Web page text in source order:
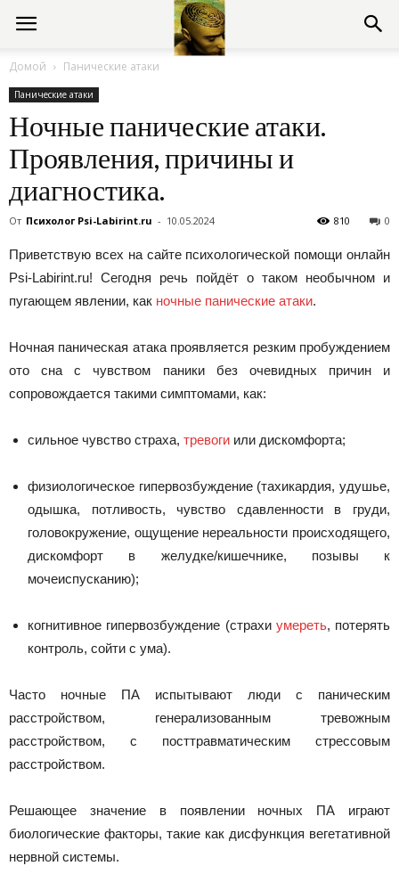
Консультации
психолога
онлайн
Домой Панические атаки
Панические атаки
Ночные панические атаки.
Проявления, причины и
диагностика.
От Психолог Psi-Labirint.ru - 10.05.2024 0
810
Приветствую всех на сайте психологической помощи онлайн
Psi-Labirint.ru! Сегодня речь пойдёт о таком необычном и
пугающем явлении, как ночные панические атаки.
Ночная паническая атака проявляется резким пробуждением
ото сна с чувством паники без очевидных причин и
сопровождается такими симптомами, как:
сильное чувство страха, тревоги или дискомфорта;
физиологическое гипервозбуждение (тахикардия, удушье,
одышка, потливость, чувство сдавленности в груди,
головокружение, ощущение нереальности происходящего,
дискомфорт в желудке/кишечнике, позывы к
мочеиспусканию);
когнитивное гипервозбуждение (страхи умереть, потерять
контроль, сойти с ума).
Часто ночные ПА испытывают люди с паническим
расстройством, генерализованным тревожным
расстройством, с посттравматическим стрессовым
расстройством.
Решающее значение в появлении ночных ПА играют
биологические факторы, такие как дисфункция вегетативной
нервной системы.